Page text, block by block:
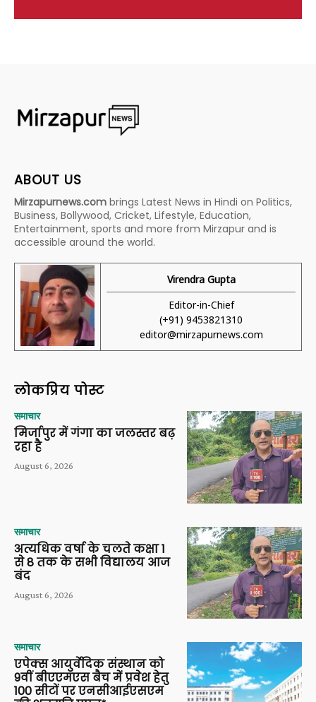
ABOUT US
Mirzapurnews.com brings Latest News in Hindi on Politics,
Business, Bollywood, Cricket, Lifestyle, Education,
Entertainment, sports and more from Mirzapur and is
accessible around the world.
Virendra Gupta
Editor-in-Chief
(+91) 9453821310
editor@mirzapurnews.com
लोकप्रिय पोस्ट
समाचार
मिर्जापुर में गंगा का जलस्तर बढ़
रहा है
August 6, 2026
समाचार
अत्यधिक वर्षा के चलते कक्षा 1
से 8 तक के सभी विद्यालय आज
बंद
August 6, 2026
समाचार
एपेक्स आयुर्वेदिक संस्थान को
9वीं बीएएमएस बैच में प्रवेश हेतु
100 सीटों पर एनसीआईएसएम